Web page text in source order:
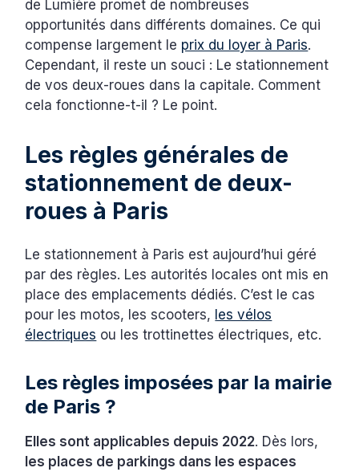
de Lumière promet de nombreuses
opportunités dans différents domaines. Ce qui
compense largement le prix du loyer à Paris.
Cependant, il reste un souci : Le stationnement
de vos deux-roues dans la capitale. Comment
cela fonctionne-t-il ? Le point.
Les règles générales de
stationnement de deux-
roues à Paris
Le stationnement à Paris est aujourd’hui géré
par des règles. Les autorités locales ont mis en
place des emplacements dédiés. C’est le cas
pour les motos, les scooters, les vélos
électriques ou les trottinettes électriques, etc.
Les règles imposées par la mairie
de Paris ?
Elles sont applicables depuis 2022. Dès lors,
les places de parkings dans les espaces